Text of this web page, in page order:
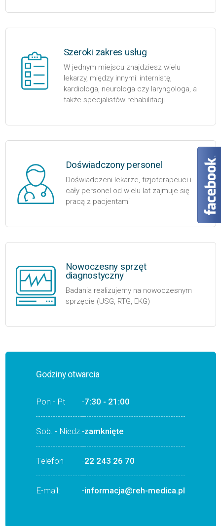
Szeroki zakres usług
W jednym miejscu znajdziesz wielu
lekarzy, między innymi: internistę,
kardiologa, neurologa czy laryngologa, a
także specjalistów rehabilitacji.
Doświadczony personel
Doświadczeni lekarze, fizjoterapeuci i
cały personel od wielu lat zajmuje się
pracą z pacjentami
Nowoczesny sprzęt
diagnostyczny
Badania realizujemy na nowoczesnym
sprzęcie (USG, RTG, EKG)
Godziny otwarcia
Pon - Pt -7:30 - 21:00
Sob. - Niedz.-zamknięte
Telefon -22 243 26 70
E-mail: -informacja@reh-medica.pl